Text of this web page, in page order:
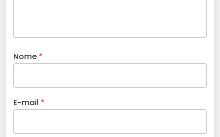
Nome *
E-mail *